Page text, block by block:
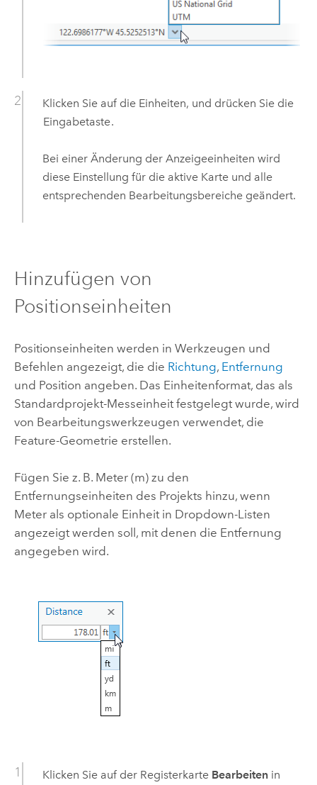
Klicken Sie auf die Einheiten, und drücken Sie die
Eingabetaste.
Bei einer Änderung der Anzeigeeinheiten wird
diese Einstellung für die aktive Karte und alle
entsprechenden Bearbeitungsbereiche geändert.
Hinzufügen von
Positionseinheiten
Positionseinheiten werden in Werkzeugen und
Befehlen angezeigt, die die Richtung, Entfernung
und Position angeben. Das Einheitenformat, das als
Standardprojekt-Messeinheit festgelegt wurde, wird
von Bearbeitungswerkzeugen verwendet, die
Feature-Geometrie erstellen.
Fügen Sie z. B. Meter (m) zu den
Entfernungseinheiten des Projekts hinzu, wenn
Meter als optionale Einheit in Dropdown-Listen
angezeigt werden soll, mit denen die Entfernung
angegeben wird.
Klicken Sie auf der Registerkarte Bearbeitenin